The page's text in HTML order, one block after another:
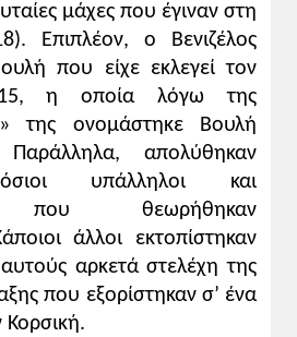
μάχες που έγιναν στη
Επιπλέον, ο Βενιζέλος
που είχε εκλεγεί τον
η οποία λόγω της
της ονομάστηκε Βουλή
απολύθηκαν
υπάλληλοι και
που θεωρήθηκαν
άλλοι εκτοπίστηκαν
αρκετά στελέχη της
που εξορίστηκαν σ’ ένα
Κορσική.